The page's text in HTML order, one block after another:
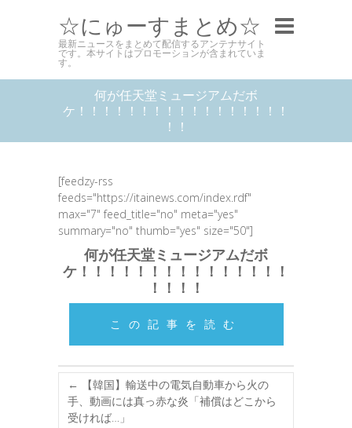
☆にゅーすまとめ☆
最新ニュースをまとめて配信するアンテナサイト
です。本サイトはプロモーションが含まれていま
す。
何が任天堂ミュージアムだボ
ケ！！！！！！！！！！！！！！！！！
！！
[feedzy-rss
feeds="https://itainews.com/index.rdf"
max="7" feed_title="no" meta="yes"
summary="no" thumb="yes" size="50"]
何が任天堂ミュージアムだボ
ケ！！！！！！！！！！！！！！！
！！！！
この記事を読む
←
【韓国】輸送中の電気自動車から火の
手、動画には真っ赤な炎「補償はどこから
受ければ…」